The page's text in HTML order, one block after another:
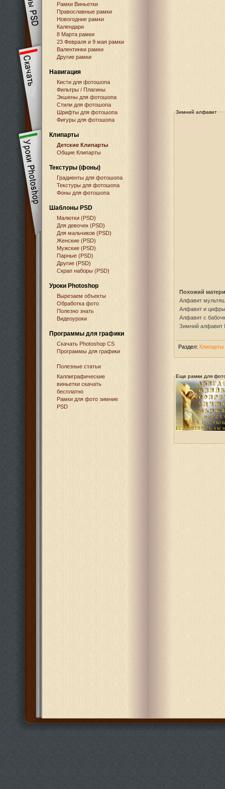
Рамки Виньетки
Православные рамки
Новогодние рамки
Календари
8 Марта рамки
23 Февраля и 9 мая рамки
Валентинки рамки
Другие рамки
Навигация
Кисти для фотошопа
Фильтры / Плагины
Экшены для фотошопа
Стили для фотошопа
Шрифты для фотошопа
Фигуры для фотошопа
Клипарты
Детские Клипарты
Общие Клипарты
Текстуры (фоны)
Градиенты для фотошопа
Текстуры для фотошопа
Фоны для фотошопа
Шаблоны PSD
Малютки (PSD)
Для девочек (PSD)
Для мальчиков (PSD)
Женские (PSD)
Мужские (PSD)
Парные (PSD)
Другие (PSD)
Скрап наборы (PSD)
Уроки Photoshop
Вырезаем объекты
Обработка фото
Полезно знать
Видеоуроки
Программы для графики
Cкачать Photoshop CS
Программы для графики
Полезные статьи
Каллиграфические
виньетки скачать
бесплатно
Рамки для фото зимние
PSD
Зимний алфавит
Похожий
Алфавит
Алфавит и
Алфавит с
Зимний
Раздел: Клипарты
Еще рамки для